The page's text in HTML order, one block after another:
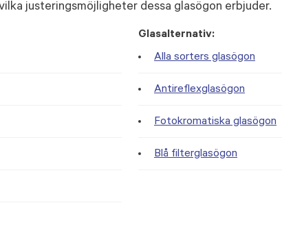
justeringsmöjligheter dessa glasögon erbjuder.
Glasalternativ:
Alla sorters glasögon
Antireflexglasögon
Fotokromatiska glasögon
Blå filterglasögon